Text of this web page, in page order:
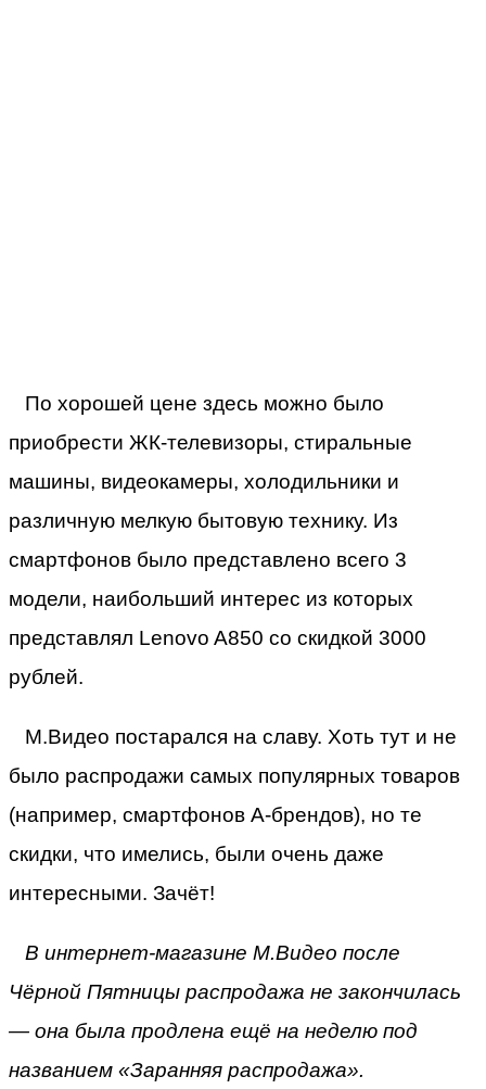
По хорошей цене здесь можно было
приобрести ЖК-телевизоры, стиральные
машины, видеокамеры, холодильники и
различную мелкую бытовую технику. Из
смартфонов было представлено всего 3
модели, наибольший интерес из которых
представлял Lenovo A850 со скидкой 3000
рублей.
М.Видео постарался на славу. Хоть тут и не
было распродажи самых популярных товаров
(например, смартфонов A-брендов), но те
скидки, что имелись, были очень даже
интересными. Зачёт!
В интернет-магазине М.Видео после
Чёрной Пятницы распродажа не закончилась
— она была продлена ещё на неделю под
названием «Заранняя распродажа».